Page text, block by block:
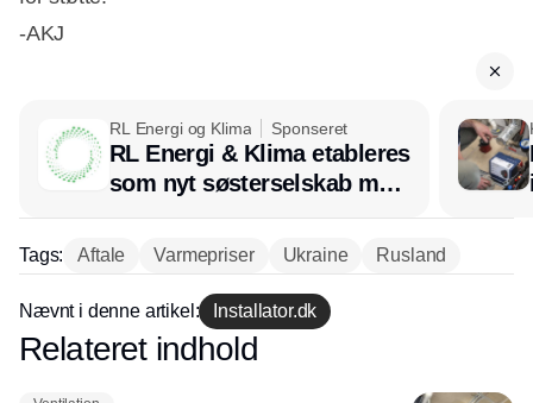
-AKJ
RL Energi og Klima Sponseret
RL Energi & Klima etableres
som nyt søsterselskab med
afsæt i RL Ventilation
Tags: Aftale Varmepriser Ukraine Rusland
Nævnt i denne artikel: Installator.dk
Annonce
Relateret indhold